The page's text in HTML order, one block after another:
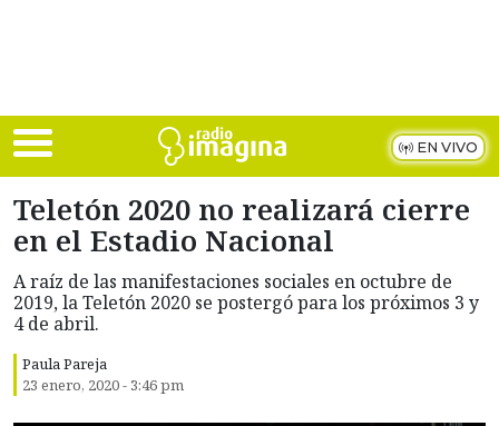
EN VIVO
Teletón 2020 no realizará cierre
en el Estadio Nacional
A raíz de las manifestaciones sociales en octubre de
2019, la Teletón 2020 se postergó para los próximos 3 y
4 de abril.
Paula Pareja
23 enero, 2020 - 3:46 pm